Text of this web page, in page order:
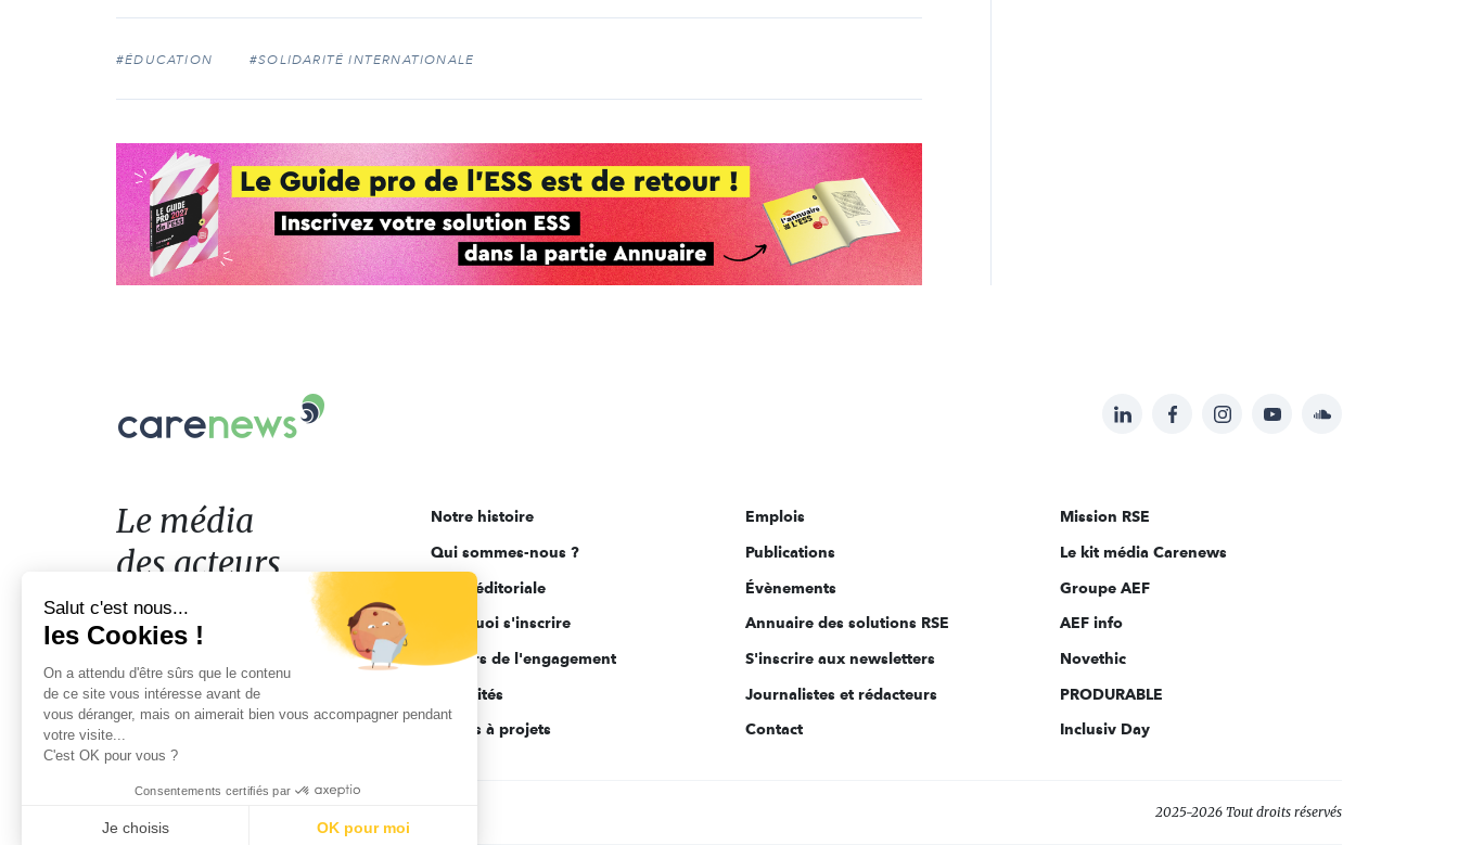
#ÉDUCATION #SOLIDARITÉ INTERNATIONALE
Suivez-
sur:
LinkedInFacebookInstagramYouTubeSoundcloud
Le
acteurs
de
l'engagement
Le média
des acteurs
de l'engagement
Notre histoire
Qui sommes-nous ?
Ligne éditoriale
Pourquoi s'inscrire
Acteurs de l'engagement
Actualités
Appels à projets
Emplois
Publications
Évènements
Annuaire des solutions RSE
S'inscrire aux newsletters
Journalistes et rédacteurs
Contact
Mission RSE
Le kit média Carenews
Groupe AEF
AEF info
Novethic
PRODURABLE
Inclusiv Day
2025-2026 Tout droits réservés
Salut c'est nous...
les Cookies !
On a attendu d'être sûrs que le contenu
de ce site vous intéresse avant de
vous déranger, mais on aimerait bien vous accompagner pendant
votre visite...
C'est OK pour vous ?
Consentements certifiés par
Je choisis OK pour moi